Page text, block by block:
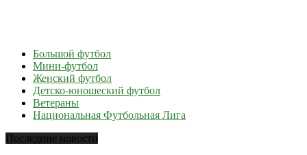
Большой футбол
Мини-футбол
Женский футбол
Детско-юношеский футбол
Ветераны
Национальная Футбольная Лига
Последние новости